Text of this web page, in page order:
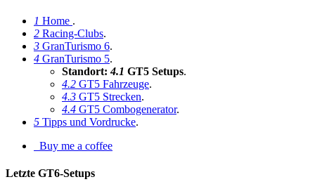
1 Home .
2 Racing-Clubs.
3 GranTurismo 6.
4 GranTurismo 5.
Standort:4.1 GT5 Setups.
4.2 GT5 Fahrzeuge.
4.3 GT5 Strecken.
4.4 GT5 Combogenerator.
5 Tipps und Vordrucke.
Buy me a coffee
Letzte GT6-Setups